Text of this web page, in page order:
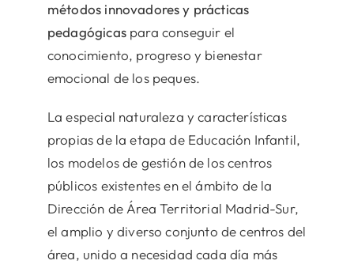
métodos innovadores y prácticas
pedagógicaspara conseguir el
conocimiento, progreso y bienestar
emocional de los peques.
La especial naturaleza y características
propias de la etapa de Educación Infantil,
los modelos de gestión de los centros
públicos existentes en el ámbito de la
Dirección de Área Territorial Madrid-Sur,
el amplio y diverso conjunto de centros del
área, unido a necesidad cada día más